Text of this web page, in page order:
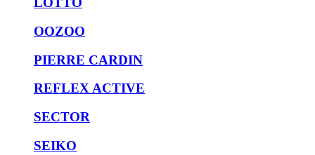
OOZOO
PIERRE CARDIN
REFLEX ACTIVE
SECTOR
SEIKO